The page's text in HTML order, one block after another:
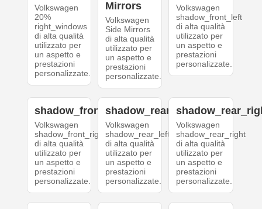
Volkswagen
20%
right_windows
di alta qualità
utilizzato per
un aspetto e
prestazioni
personalizzate.
Mirrors
Volkswagen
Side Mirrors
di alta qualità
utilizzato per
un aspetto e
prestazioni
personalizzate.
Volkswagen
shadow_front_left
di alta qualità
utilizzato per
un aspetto e
prestazioni
personalizzate.
shadow_front_right
Volkswagen
shadow_front_right
di alta qualità
utilizzato per
un aspetto e
prestazioni
personalizzate.
shadow_rear_left
Volkswagen
shadow_rear_left
di alta qualità
utilizzato per
un aspetto e
prestazioni
personalizzate.
Volkswagen
shadow_rear_right
di alta qualità
utilizzato per
un aspetto e
prestazioni
personalizzate.